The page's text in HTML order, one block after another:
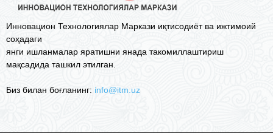
Инновацион Технологиялар Маркази иқтисодиёт ва ижтимоий
соҳадаги
янги ишланмалар яратишни янада такомиллаштириш
мақсадида ташкил этилган.
Биз билан боғланинг: info@itm.uz